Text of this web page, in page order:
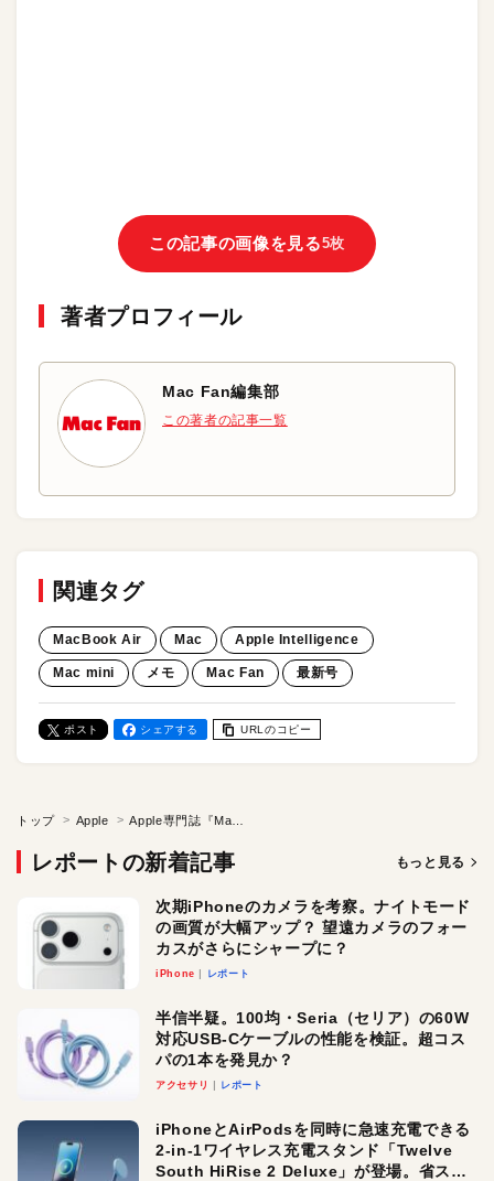
この記事の画像を見る5枚
著者プロフィール
Mac Fan編集部
この著者の記事一覧
関連タグ
MacBook Air Mac Apple Intelligence
Mac mini メモ Mac Fan 最新号
ポスト シェアする URLのコピー
トップ Apple
レポートの新着記事 もっと見る
次期iPhoneのカメラを考察。ナイトモード
の画質が大幅アップ？ 望遠カメラのフォー
カスがさらにシャープに？
iPhone レポート
半信半疑。100均・Seria（セリア）の60W
対応USB-Cケーブルの性能を検証。超コス
パの1本を発見か？
アクセサリ レポート
iPhoneとAirPodsを同時に急速充電できる
2-in-1ワイヤレス充電スタンド「Twelve
South HiRise 2 Deluxe」が登場。省スペ